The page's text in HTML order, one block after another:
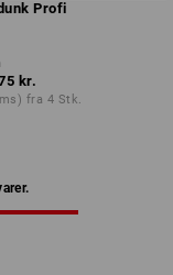
Profi
kr.
fra 4 Stk.